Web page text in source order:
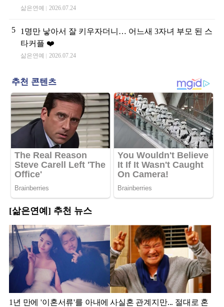
삶은연예 2026.07.24
5
1명만 낳아서 잘 키우자더니… 어느새 3자녀 부모 된 스
타커플 ❤️
삶은연예 2026.07.24
[삶은연예] 추천 뉴스
1년 만에 '이혼서류'를 아내에 사실혼 관계지만... 절대로 혼